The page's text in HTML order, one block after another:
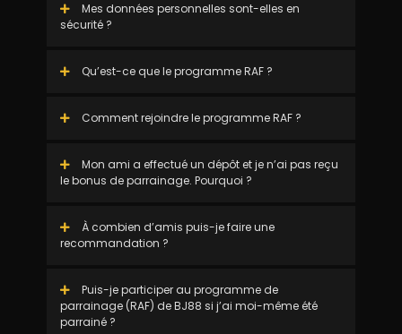
Mes données personnelles sont-elles en
sécurité ?
Qu’est-ce que le programme RAF ?
Comment rejoindre le programme RAF ?
Mon ami a effectué un dépôt et je n’ai pas reçu
le bonus de parrainage. Pourquoi ?
À combien d’amis puis-je faire une
recommandation ?
Puis-je participer au programme de
parrainage (RAF) de BJ88 si j’ai moi-même été
parrainé ?